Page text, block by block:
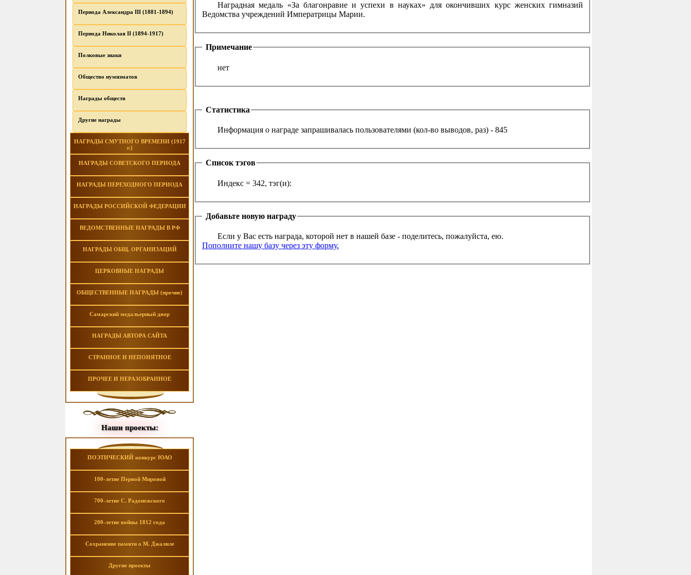
Периода Александра III (1881-1894)
Периода Николая II (1894-1917)
Полковые знаки
Общество нумизматов
Награды обществ
Другие награды
НАГРАДЫ СМУТНОГО ВРЕМЕНИ (1917
г.)
НАГРАДЫ СОВЕТСКОГО ПЕРИОДА
НАГРАДЫ ПЕРЕХОДНОГО ПЕРИОДА
НАГРАДЫ РОССИЙСКОЙ ФЕДЕРАЦИИ
ВЕДОМСТВЕННЫЕ НАГРАДЫ В РФ
НАГРАДЫ ОБЩ. ОРГАНИЗАЦИЙ
ЦЕРКОВНЫЕ НАГРАДЫ
ОБЩЕСТВЕННЫЕ НАГРАДЫ (прочие)
Самарский медальерный двор
НАГРАДЫ АВТОРА САЙТА
СТРАННОЕ И НЕПОНЯТНОЕ
ПРОЧЕЕ И НЕРАЗОБРАННОЕ
Наши проекты:
ПОЭТИЧЕСКИЙ конкурс ЮАО
100-летие Первой Мировой
700-летие С. Радонежского
200-летие войны 1812 года
Сохранение памяти о М. Джалиле
Другие проекты
Наградная медаль «За благонравие и успехи в науках» для окончивших курс женских гимназий
Ведомства учреждений Императрицы Марии.
Примечание
нет
Статистика
Информация о награде запрашивалась пользователями (кол-во выводов, раз) - 845
Список тэгов
Индекс = 342, тэг(и):
Добавьте новую награду
Если у Вас есть награда, которой нет в нашей базе - поделитесь, пожалуйста, ею.
Пополните нашу базу через эту форму.